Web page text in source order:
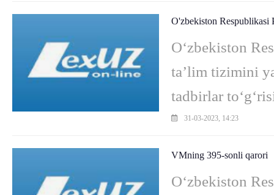
O'zbekiston Respublikasi
O‘zbekiston
ta’lim tizimini
tadbirlar
Respublikasini
31-03-2023, 14:23
VMning 395-sonli qarori
O‘zbekiston